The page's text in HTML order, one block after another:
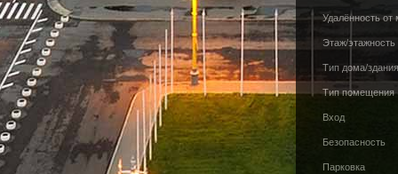
Удалённость от
Этаж/этажность
Тип дома/
Тип помещения
Вход
Безопасность
Парковка